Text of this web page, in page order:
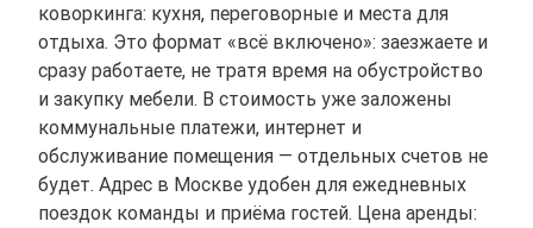
коворкинга: кухня, переговорные и места для
отдыха. Это формат «всё включено»: заезжаете и
сразу работаете, не тратя время на обустройство
и закупку мебели. В стоимость уже заложены
коммунальные платежи, интернет и
обслуживание помещения — отдельных счетов не
будет. Адрес в Москве удобен для ежедневных
поездок команды и приёма гостей. Цена аренды: